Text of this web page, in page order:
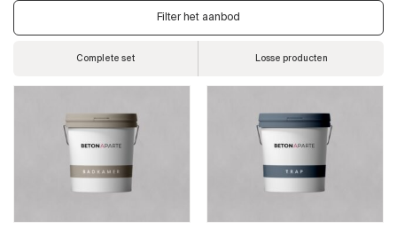
Filter het aanbod
Complete set Losse producten